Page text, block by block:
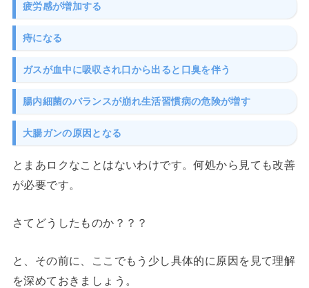
疲労感が増加する
痔になる
ガスが血中に吸収され口から出ると口臭を伴う
腸内細菌のバランスが崩れ生活習慣病の危険が増す
大腸ガンの原因となる
とまあロクなことはないわけです。何処から見ても改善
が必要です。
さてどうしたものか？？？
と、その前に、ここでもう少し具体的に原因を見て理解
を深めておきましょう。